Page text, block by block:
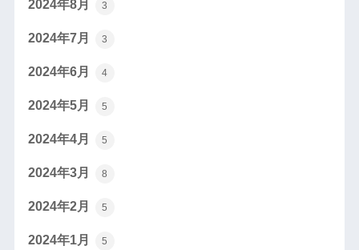
2024年8月 3
2024年7月 3
2024年6月 4
2024年5月 5
2024年4月 5
2024年3月 8
2024年2月 5
2024年1月 5